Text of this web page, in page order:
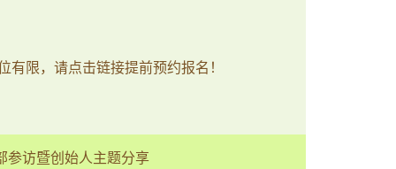
有限，请点击链接提前预约报名！
参访暨创始人主题分享